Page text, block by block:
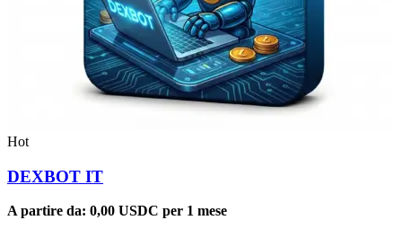
Hot
DEXBOT IT
A partire da: 0,00 USDC per 1 mese